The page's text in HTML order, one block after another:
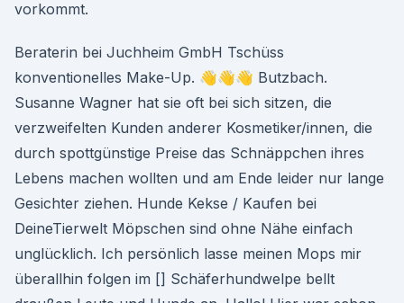
vorkommt.
Beraterin bei Juchheim GmbH Tschüss
konventionelles Make-Up. 👋👋👋 Butzbach.
Susanne Wagner hat sie oft bei sich sitzen, die
verzweifelten Kunden anderer Kosmetiker/innen, die
durch spottgünstige Preise das Schnäppchen ihres
Lebens machen wollten und am Ende leider nur lange
Gesichter ziehen. Hunde Kekse / Kaufen bei
DeineTierwelt Möpschen sind ohne Nähe einfach
unglücklich. Ich persönlich lasse meinen Mops mir
überallhin folgen im [] Schäferhundwelpe bellt